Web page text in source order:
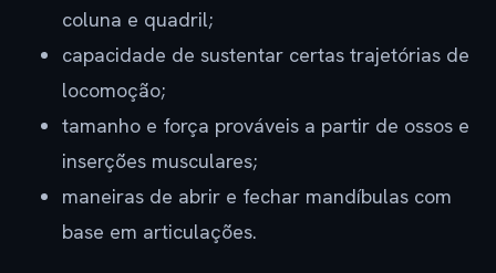
coluna e quadril;
capacidade de sustentar certas trajetórias de
locomoção;
tamanho e força prováveis a partir de ossos e
inserções musculares;
maneiras de abrir e fechar mandíbulas com
base em articulações.